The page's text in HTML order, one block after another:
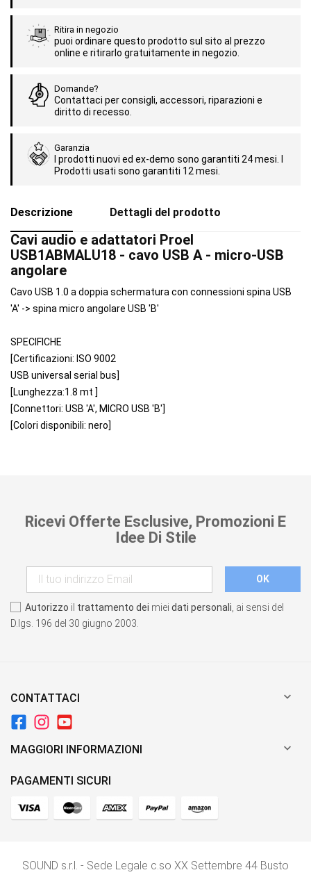
Ritira in negozio
puoi ordinare questo prodotto sul sito al prezzo
online e ritirarlo gratuitamente in negozio.
Domande?
Contattaci per consigli, accessori, riparazioni e
diritto di recesso.
Garanzia
I prodotti nuovi ed ex-demo sono garantiti 24 mesi. I
Prodotti usati sono garantiti 12 mesi.
Descrizione Dettagli del prodotto
Cavi audio e adattatori Proel
USB1ABMALU18 - cavo USB A - micro-USB
angolare
Cavo USB 1.0 a doppia schermatura con connessioni spina USB
'A' -> spina micro angolare USB 'B'
SPECIFICHE
[Certificazioni: ISO 9002
USB universal serial bus]
[Lunghezza:1.8 mt ]
[Connettori: USB 'A', MICRO USB 'B']
[Colori disponibili: nero]
Ricevi Offerte Esclusive, Promozioni E
Idee Di Stile
Autorizzo il trattamento dei miei dati personali , ai sensi del
D.lgs. 196 del 30 giugno 2003.
CONTATTACI 
MAGGIORI INFORMAZIONI 
PAGAMENTI SICURI
SOUND s.r.l. - Sede Legale c.so XX Settembre 44 Busto